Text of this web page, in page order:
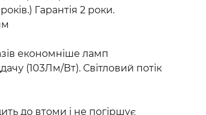
Гарантія 2 роки.
економніше ламп
(103Лм/Вт). Світловий потік
до втоми і не погіршує